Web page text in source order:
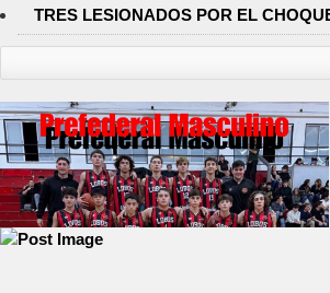
TRES LESIONADOS POR EL